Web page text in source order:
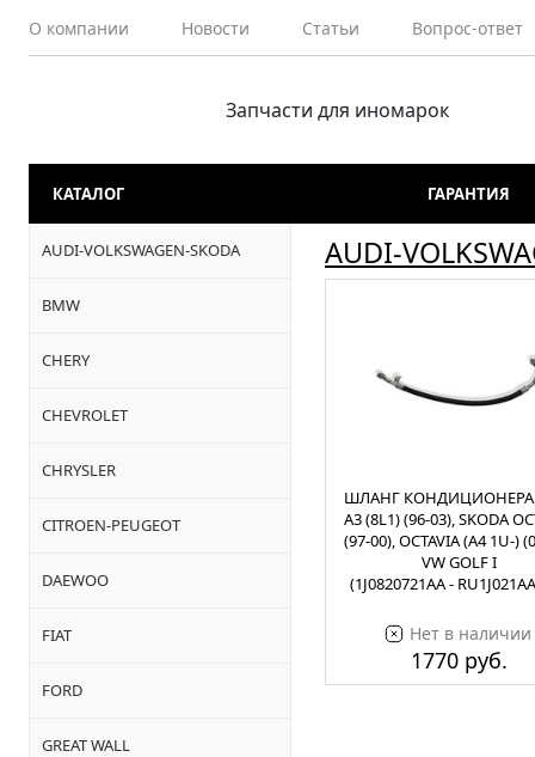
О компании Новости Статьи Вопрос-ответ
Запчасти для иномарок
КАТАЛОГ ГАРАНТИЯ
AUDI-VOLKSWAGEN-SKODA
BMW
CHERY
CHEVROLET
CHRYSLER
CITROEN-PEUGEOT
DAEWOO
FIAT
FORD
GREAT WALL
AUDI-
ШЛАНГ КОНДИЦИОНЕРА
A3 (8L1) (96-03), SKODA
(97-00), OCTAVIA (A4 1U-)
VW GOLF I
(1J0820721AA -
Нет в наличии
1770 руб.